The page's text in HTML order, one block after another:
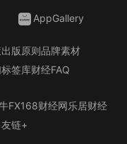
AppGallery
出版原则品牌素材
标签库财经FAQ
FX168财经网乐居财经
链+